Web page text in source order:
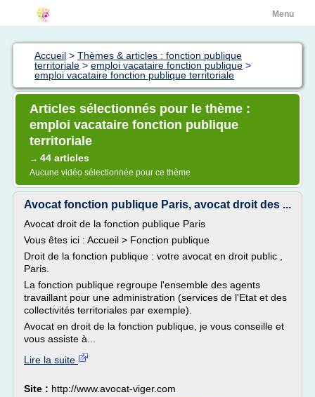
Menu
Accueil > Thèmes & articles : fonction publique
territoriale > emploi vacataire fonction publique >
emploi vacataire fonction publique territoriale
Articles sélectionnés pour le thème :
emploi vacataire fonction publique
territoriale
→ 44 articles
Aucune vidéo sélectionnée pour ce thème
Avocat fonction publique Paris, avocat droit des ...
Avocat droit de la fonction publique Paris
Vous êtes ici : Accueil > Fonction publique
Droit de la fonction publique : votre avocat en droit public ,
Paris.
La fonction publique regroupe l'ensemble des agents
travaillant pour une administration (services de l'Etat et des
collectivités territoriales par exemple).
Avocat en droit de la fonction publique, je vous conseille et
vous assiste à...
Lire la suite
Site : http://www.avocat-viger.com